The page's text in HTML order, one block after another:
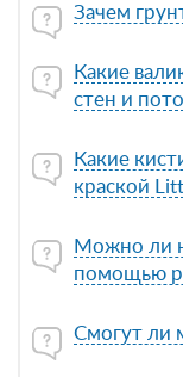
Зачем
Какие
стен и
Какие
краской
Можно ли
помощью
Смогут ли